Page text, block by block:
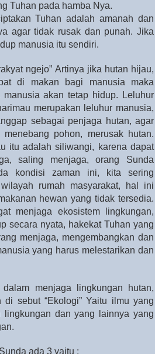
Tuhan pada hamba Nya.
Tuhan adalah amanah dan
agar tidak rusak dan punah. Jika
manusia itu sendiri.
ngejo” Artinya jika hutan hijau,
di makan bagi manusia maka
akan tetap hidup. Leluhur
merupakan leluhur manusia,
sebagai penjaga hutan, agar
pohon, merusak hutan.
itu adalah siliwangi, karena dapat
saling menjaga, orang Sunda
kondisi zaman ini, kita sering
rumah masyarakat, hal ini
hewan yang tidak tersedia.
menjaga ekosistem lingkungan,
secara nyata, hakekat Tuhan yang
menjaga, mengembangkan dan
yang harus melestarikan dan
menjaga lingkungan hutan,
sebut “Ekologi” Yaitu ilmu yang
lingkungan dan yang lainnya yang
ada 3 yaitu :